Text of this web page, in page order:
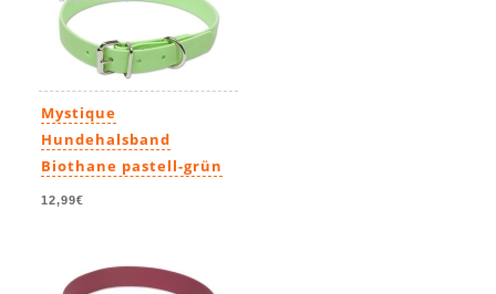
Mystique
Hundehalsband
Biothane pastell-grün
12,99€